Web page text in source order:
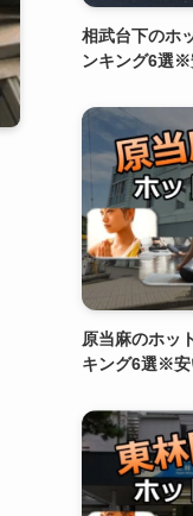
相武台下のホ
ンキング6選
原当麻のホッ
キング6選※安